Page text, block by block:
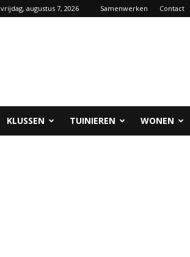
vrijdag, augustus 7, 2026 Samenwerken Contact
KLUSSEN TUINIEREN WONEN